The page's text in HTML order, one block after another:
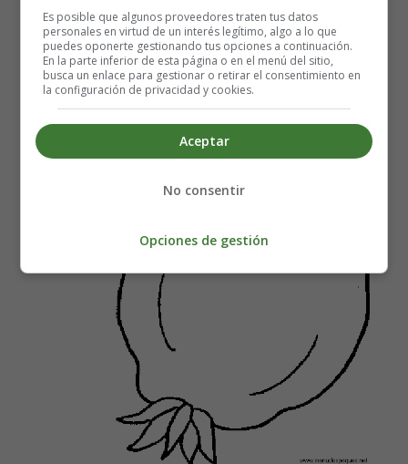
Es posible que algunos proveedores traten tus datos
personales en virtud de un interés legítimo, algo a lo que
puedes oponerte gestionando tus opciones a continuación.
En la parte inferior de esta página o en el menú del sitio,
busca un enlace para gestionar o retirar el consentimiento en
la configuración de privacidad y cookies.
Aceptar
No consentir
Opciones de gestión